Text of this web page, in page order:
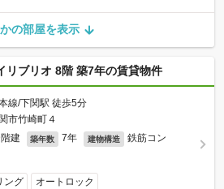
の部屋を表示
リブリオ 8階 築7年の賃貸物件
線/下関駅 徒歩5分
市竹崎町４
建 築年数 7年 建物構造 鉄筋コン
ング オートロック